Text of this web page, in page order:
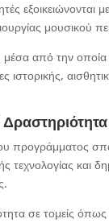
μουσικού
μέσα από την
ιστορικής,
προγράμματος
τεχνολογίας και
σε τομείς